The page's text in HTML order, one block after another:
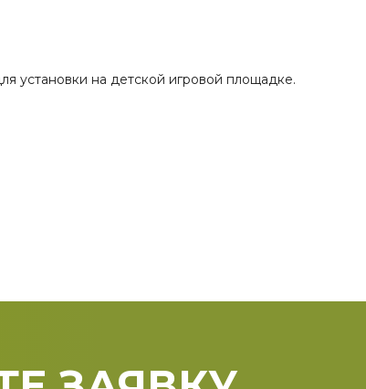
установки на детской игровой площадке.